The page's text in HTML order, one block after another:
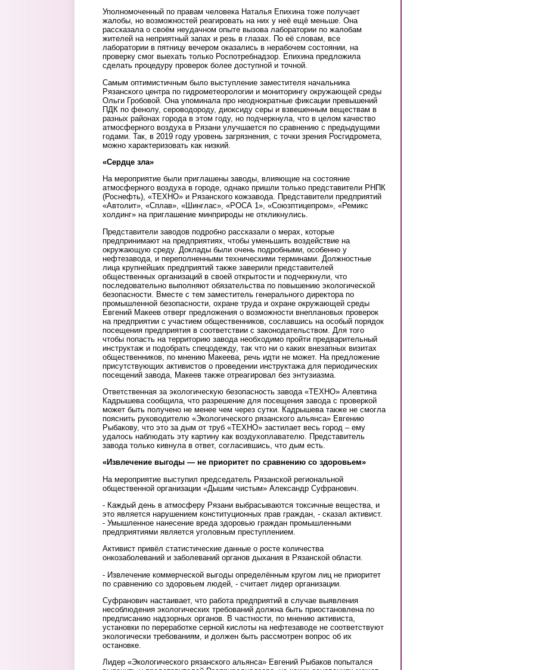
Уполномоченный по правам человека Наталья Епихина тоже получает
жалобы, но возможностей реагировать на них у неё ещё меньше. Она
рассказала о своём неудачном опыте вызова лаборатории по жалобам
жителей на неприятный запах и резь в глазах. По её словам, все
лаборатории в пятницу вечером оказались в нерабочем состоянии, на
проверку смог выехать только Роспотребнадзор. Епихина предложила
сделать процедуру проверок более доступной и точной.
Самым оптимистичным было выступление заместителя начальника
Рязанского центра по гидрометеорологии и мониторингу окружающей среды
Ольги Гробовой. Она упоминала про неоднократные фиксации превышений
ПДК по фенолу, сероводороду, диоксиду серы и взвешенным веществам в
разных районах города в этом году, но подчеркнула, что в целом качество
атмосферного воздуха в Рязани улучшается по сравнению с предыдущими
годами. Так, в 2019 году уровень загрязнения, с точки зрения Росгидромета,
можно характеризовать как низкий.
«Сердце зла»
На мероприятие были приглашены заводы, влияющие на состояние
атмосферного воздуха в городе, однако пришли только представители РНПК
(Роснефть), «ТЕХНО» и Рязанского кожзавода. Представители предприятий
«Автолит», «Сплав», «Шинглас», «РОСА 1», «Союзптицепром», «Ремикс
холдинг» на приглашение минприроды не откликнулись.
Представители заводов подробно рассказали о мерах, которые
предпринимают на предприятиях, чтобы уменьшить воздействие на
окружающую среду. Доклады были очень подробными, особенно у
нефтезавода, и переполненными техническими терминами. Должностные
лица крупнейших предприятий также заверили представителей
общественных организаций в своей открытости и подчеркнули, что
последовательно выполняют обязательства по повышению экологической
безопасности. Вместе с тем заместитель генерального директора по
промышленной безопасности, охране труда и охране окружающей среды
Евгений Макеев отверг предложения о возможности внеплановых проверок
на предприятии с участием общественников, сославшись на особый порядок
посещения предприятия в соответствии с законодательством. Для того
чтобы попасть на территорию завода необходимо пройти предварительный
инструктаж и подобрать спецодежду, так что ни о каких внезапных визитах
общественников, по мнению Макеева, речь идти не может. На предложение
присутствующих активистов о проведении инструктажа для периодических
посещений завода, Макеев также отреагировал без энтузиазма.
Ответственная за экологическую безопасность завода «ТЕХНО» Алевтина
Кадрышева сообщила, что разрешение для посещения завода с проверкой
может быть получено не менее чем через сутки. Кадрышева также не смогла
пояснить руководителю «Экологического рязанского альянса» Евгению
Рыбакову, что это за дым от труб «ТЕХНО» застилает весь город – ему
удалось наблюдать эту картину как воздухоплавателю. Представитель
завода только кивнула в ответ, согласившись, что дым есть.
«Извлечение выгоды — не приоритет по сравнению со здоровьем»
На мероприятие выступил председатель Рязанской региональной
общественной организации «Дышим чистым» Александр Суфранович.
- Каждый день в атмосферу Рязани выбрасываются токсичные вещества, и
это является нарушением конституционных прав граждан, - сказал активист.
- Умышленное нанесение вреда здоровью граждан промышленными
предприятиями является уголовным преступлением.
Активист привёл статистические данные о росте количества
онкозаболеваний и заболеваний органов дыхания в Рязанской области.
- Извлечение коммерческой выгоды определённым кругом лиц не приоритет
по сравнению со здоровьем людей, - считает лидер организации.
Суфранович настаивает, что работа предприятий в случае выявления
несоблюдения экологических требований должна быть приостановлена по
предписанию надзорных органов. В частности, по мнению активиста,
установки по переработке серной кислоты на нефтезаводе не соответствуют
экологически требованиям, и должен быть рассмотрен вопрос об их
остановке.
Лидер «Экологического рязанского альянса» Евгений Рыбаков попытался